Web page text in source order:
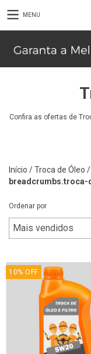
MENU
Confira as ofertas de
Início /Troca de Óleo /
Ordenar por
10% OFF